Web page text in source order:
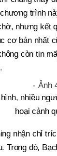
trình
nhưng kết
cơ bản nhất
còn tin
nhiều
hoại cảnh
nhận chỉ
Trong đó,